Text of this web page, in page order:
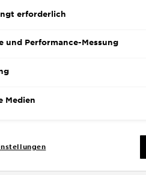
erforderlich
und Performance-Messung
Medien